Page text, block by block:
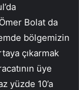
Bolat da
bölgemizin
çıkarmak
üye
yüzde 10’a